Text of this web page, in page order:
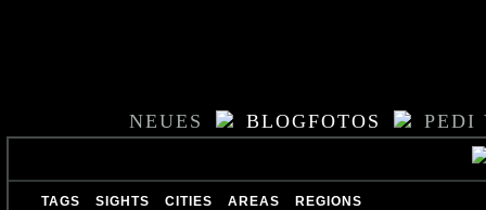
NEUES BLOGFOTOS PEDI
TAGS SIGHTS CITIES AREAS REGIONS